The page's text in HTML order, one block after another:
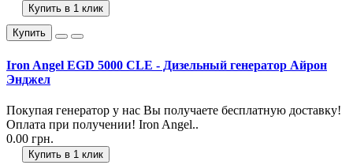
Купить в 1 клик
Купить
Iron Angel EGD 5000 CLE - Дизельный генератор Айрон
Энджел
Покупая генератор у нас Вы получаете бесплатную доставку!
Оплата при получении! Iron Angel..
0.00 грн.
Купить в 1 клик